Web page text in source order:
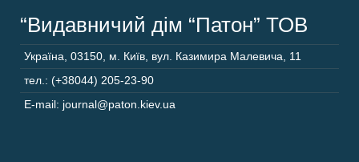
“Видавничий дім “Патон” ТОВ
Україна 03150 м. Київ, вул. Казимира Малевича, 11
тел.: (+38044) 205-23-90
E-mail: journal@paton.kiev.ua